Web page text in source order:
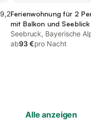
9,2Ferienwohnung für 2
mit Balkon und Seeblick
Seebruck, Bayerische
ab93 €pro Nacht
Alle anzeigen